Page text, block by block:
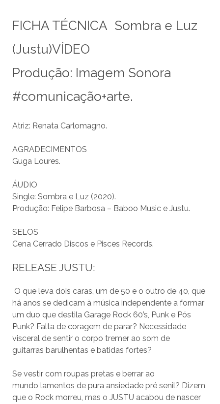
FICHA TÉCNICA Sombra e Luz
(Justu)VÍDEO
Produção: Imagem Sonora
#comunicação+arte.
Atriz: Renata Carlomagno.
AGRADECIMENTOS
Guga Loures.
ÁUDIO
Single: Sombra e Luz (2020).
Produção: Felipe Barbosa – Baboo Music e Justu.
SELOS
Cena Cerrado Discos e Pisces Records.
RELEASE JUSTU:
O que leva dois caras, um de 50 e o outro de 40, que
há anos se dedicam à música independente a formar
um duo que destila Garage Rock 60’s, Punk e Pós
Punk? Falta de coragem de parar? Necessidade
visceral de sentir o corpo tremer ao som de
guitarras barulhentas e batidas fortes?
Se vestir com roupas pretas e berrar ao
mundo lamentos de pura ansiedade pré senil? Dizem
que o Rock morreu, mas o JUSTU acabou de nascer